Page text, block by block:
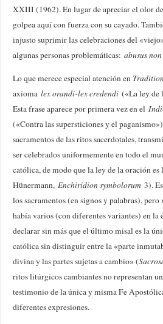
XXIII (1962). En lugar de apreciar el olor
golpea aquí con fuerza con su cayado.
injusto suprimir las celebraciones del
algunas personas problemáticas:abusus
Lo que merece especial atención en
axiomalex orandi-lex credendi («La ley de
Esta frase aparece por primera vez en el
(«Contra las supersticiones y el
sacramentos de las ritos sacerdotales,
ser celebrados uniformemente en todo el
católica, de modo que la ley de la oración
Hünermann,Enchiridion symbolorum 3).
los sacramentos (en signos y palabras),
había varios (con diferentes variantes) en la
declarar sin más que el último misal es la
católica sin distinguir entre la «parte
divina y las partes sujetas a cambio» (
ritos litúrgicos cambiantes no representan
testimonio de la única y misma Fe
diferentes expresiones.